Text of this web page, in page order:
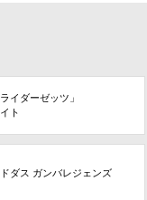
イダーゼッツ」
ト
ダス ガンバレジェンズ